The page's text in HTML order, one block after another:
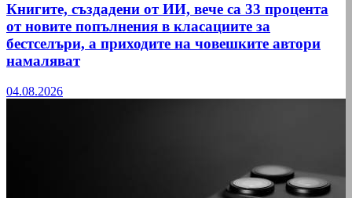
Книгите, създадени от ИИ, вече са 33 процента
от новите попълнения в класациите за
бестселъри, а приходите на човешките автори
намаляват
04.08.2026